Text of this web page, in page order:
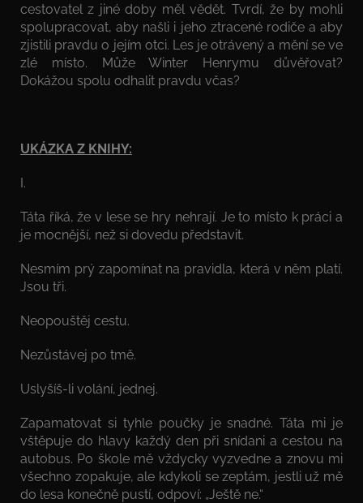
cestovatel z jiné doby měl vědět. Tvrdí, že by mohli
spolupracovat, aby našli i jeho ztracené rodiče a aby
zjistili pravdu o jejím otci. Les je otrávený a mění se ve
zlé místo. Může Winter Henrymu důvěřovat?
Dokážou spolu odhalit pravdu včas?
UKÁZKA Z KNIHY:
I.
Táta říká, že v lese se hry nehrají. Je to místo k práci a
je mocnější, než si dovedu představit.
Nesmím prý zapomínat na pravidla, která v něm platí.
Jsou tři.
Neopouštěj cestu.
Nezůstávej po tmě.
Uslyšíš-li volání, jednej.
Zapamatovat si tyhle poučky je snadné. Táta mi je
vštěpuje do hlavy každý den při snídani a cestou na
autobus. Po škole mě vždycky vyzvedne a znovu mi
všechno zopakuje, ale kdykoli se zeptám, jestli už mě
do lesa konečně pustí, odpoví: „Ještě ne.“